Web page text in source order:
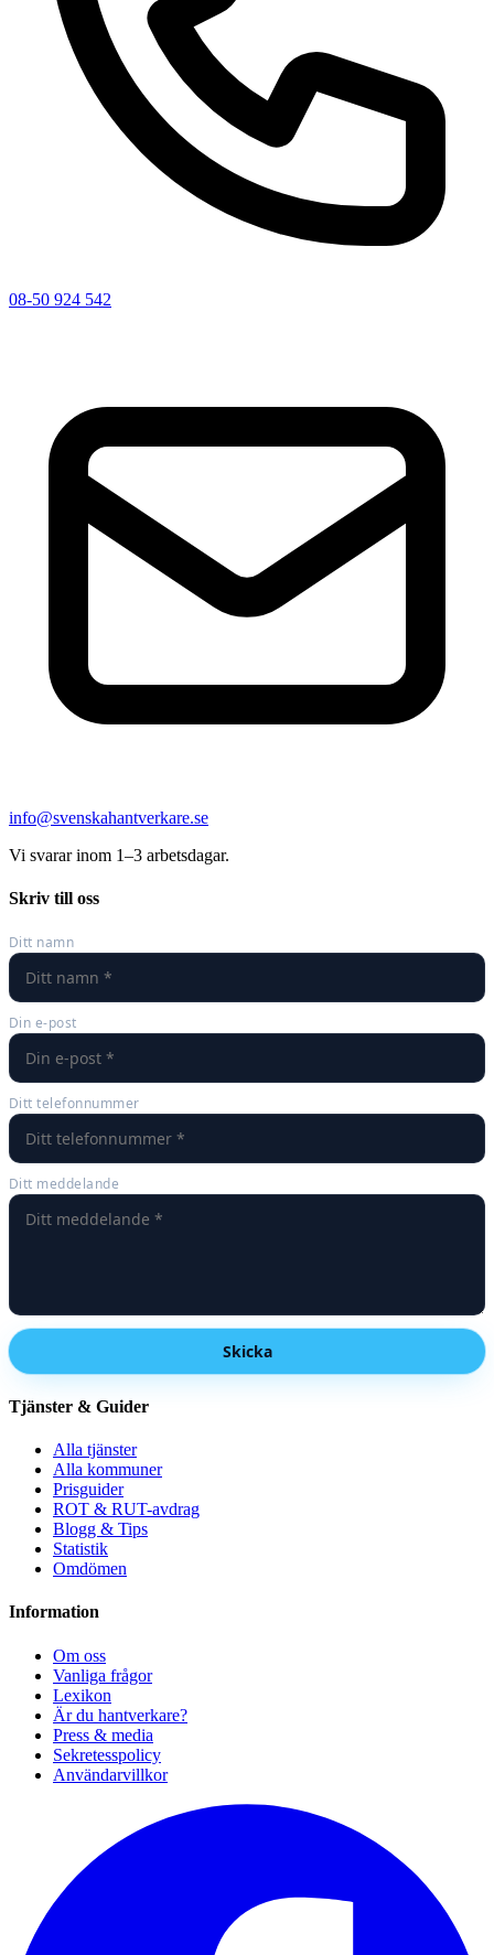
08-50 924 542
info@svenskahantverkare.se
Vi svarar inom 1–3 arbetsdagar.
Skriv till oss
Ditt namn
Din e-post
Ditt telefonnummer
Ditt meddelande
Skicka
Tjänster & Guider
Alla tjänster
Alla kommuner
Prisguider
ROT & RUT-avdrag
Blogg & Tips
Statistik
Omdömen
Information
Om oss
Vanliga frågor
Lexikon
Är du hantverkare?
Press & media
Sekretesspolicy
Användarvillkor